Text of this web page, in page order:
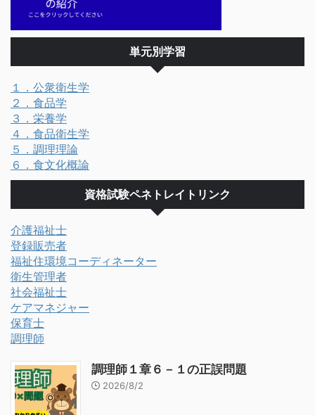
単元別学習
１．公衆衛生学
２．食品学
３．栄養学
４．食品衛生学
５．調理理論
６．食文化概論
資格試験ペネトレイトリンク
介護福祉士
登録販売者
福祉住環境コーディネーター
衛生管理者
社会福祉士
ケアマネジャー
保育士
調理師
調理師１章６－１の正誤問題
2026/8/2